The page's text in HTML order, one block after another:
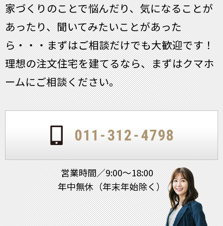
家づくりのことで悩んだり、気になることが
あったり、聞いてみたいことがあった
ら・・・まずはご相談だけでも大歓迎です！
理想の注文住宅を建てるなら、まずはクマホ
ームにご相談ください。
営業時間／9:00～18:00
年中無休（年末年始除く）